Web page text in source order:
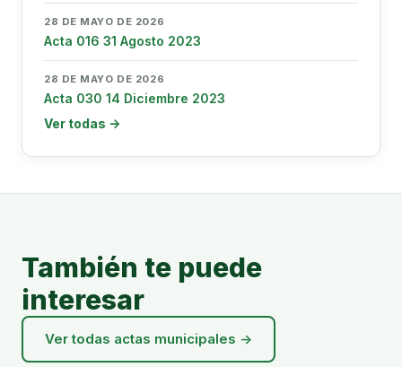
28 DE MAYO DE 2026
Acta 016 31 Agosto 2023
28 DE MAYO DE 2026
Acta 030 14 Diciembre 2023
Ver todas →
También te puede
interesar
Ver todas actas municipales →